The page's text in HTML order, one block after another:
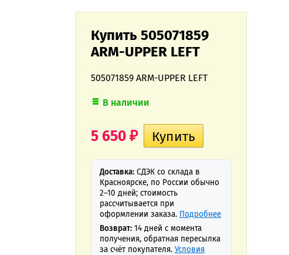
Купить 505071859
ARM-UPPER LEFT
505071859 ARM-UPPER LEFT
В наличии
5 650 ₽
Доставка: СДЭК со склада в
Красноярске, по России обычно
2–10 дней; стоимость
рассчитывается при
оформлении заказа. Подробнее
Возврат: 14 дней с момента
получения, обратная пересылка
за счёт покупателя. Условия